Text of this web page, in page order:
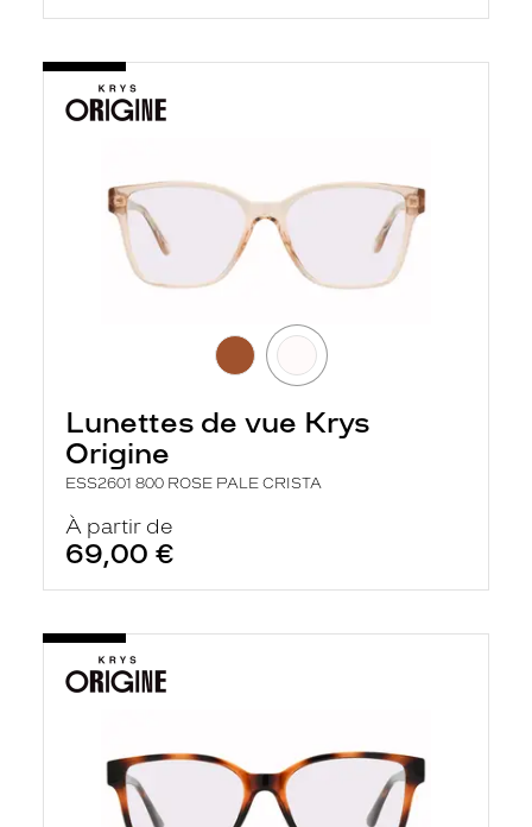
Lunettes de vue Krys
Origine
ESS2601 800 ROSE PALE CRISTA
À partir de
69,00 €